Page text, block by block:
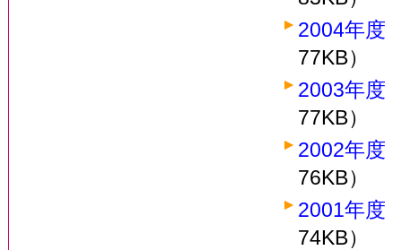
2004年度
77KB）
2003年度
77KB）
2002年度
76KB）
2001年度
74KB）